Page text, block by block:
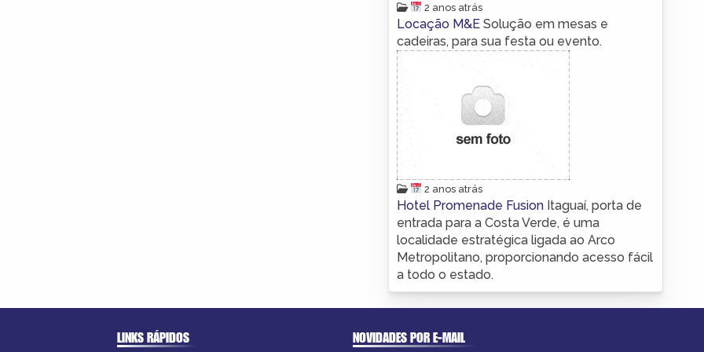
2 anos atrás
Locação M&E Solução em mesas e
cadeiras, para sua festa ou evento.
2 anos atrás
Hotel Promenade Fusion Itaguaí, porta de
entrada para a Costa Verde, é uma
localidade estratégica ligada ao Arco
Metropolitano, proporcionando acesso fácil
a todo o estado.
LINKS RÁPIDOS NOVIDADES POR E-MAIL